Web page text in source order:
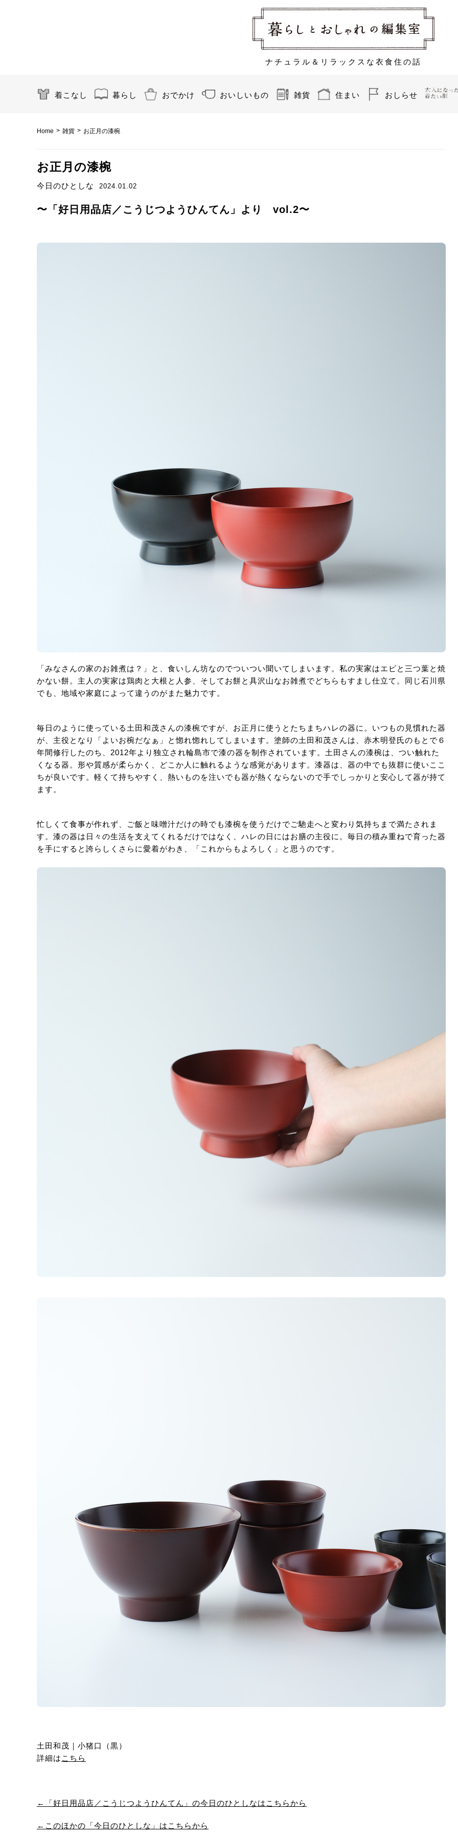
ナチュラル＆リラックスな衣食住の話
着こなし 暮らし おでかけ おいしいもの 雑貨 住まい おしらせ
Home > 雑貨 > お正月の漆椀
お正月の漆椀
今日のひとしな 2024.01.02
〜「好日用品店／こうじつようひんてん」より vol.2〜
「みなさんの家のお雑煮は？」と、食いしん坊なのでついつい聞いてしまいます。私の実家はエビと三つ葉と焼
かない餅。主人の実家は鶏肉と大根と人参、そしてお餅と具沢山なお雑煮でどちらもすまし仕立て。同じ石川県
でも、地域や家庭によって違うのがまた魅力です。
毎日のように使っている土田和茂さんの漆椀ですが、お正月に使うとたちまちハレの器に。いつもの見慣れた器
が、主役となり「よいお椀だなぁ」と惚れ惚れしてしまいます。塗師の土田和茂さんは、赤木明登氏のもとで６
年間修行したのち、2012年より独立され輪島市で漆の器を制作されています。土田さんの漆椀は、つい触れた
くなる器。形や質感が柔らかく、どこか人に触れるような感覚があります。漆器は、器の中でも抜群に使いここ
ちが良いです。軽くて持ちやすく、熱いものを注いでも器が熱くならないので手でしっかりと安心して器が持て
ます。
忙しくて食事が作れず、ご飯と味噌汁だけの時でも漆椀を使うだけでご馳走へと変わり気持ちまで満たされま
す。漆の器は日々の生活を支えてくれるだけではなく、ハレの日にはお膳の主役に。毎日の積み重ねで育った器
を手にすると誇らしくさらに愛着がわき、「これからもよろしく」と思うのです。
土田和茂｜小猪口（黒）
詳細は こちら
←「好日用品店／こうじつようひんてん」の今日のひとしなはこちらから
←このほかの「今日のひとしな」はこちらから